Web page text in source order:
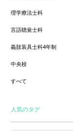
理学療法士科
言語聴覚士科
義肢装具士科4年制
中央校
すべて
人気のタグ